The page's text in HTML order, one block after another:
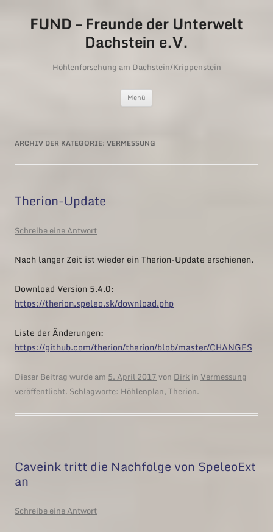
FUND – Freunde der Unterwelt
Dachstein e.V.
Höhlenforschung am Dachstein/Krippenstein
Menü
ARCHIV DER KATEGORIE: VERMESSUNG
Therion-Update
Schreibe eine Antwort
Nach langer Zeit ist wieder ein Therion-Update erschienen.
Download Version 5.4.0:
https://therion.speleo.sk/download.php
Liste der Änderungen:
https://github.com/therion/therion/blob/master/CHANGES
Dieser Beitrag wurde am 5. April 2017von Dirkin Vermessung
veröffentlicht. Schlagworte: Höhlenplan,Therion.
Caveink tritt die Nachfolge von SpeleoExt
an
Schreibe eine Antwort